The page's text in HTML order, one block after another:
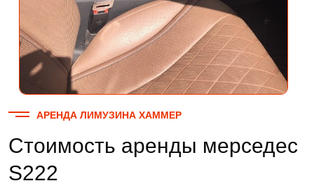
АРЕНДА ЛИМУЗИНА ХАММЕР
Стоимость аренды мерседес
S222